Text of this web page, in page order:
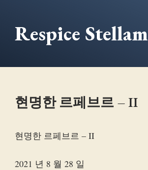
건
Respice Stellam
현명한 르페브르 – II
현명한 르페브르 – II
2021 년 8 월 28 일